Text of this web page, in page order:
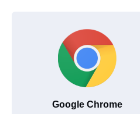
Google Chrome